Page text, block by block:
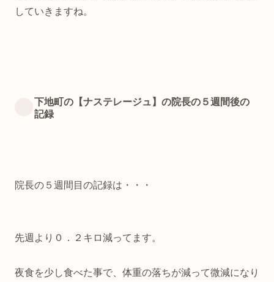
していきますね。
下地町の【ナステレージュ】の院長の５週間後の
記録
院長の５週間目の記録は・・・
先週より０．２キロ減ってます。
夜食を少し食べた事で、体重の落ちが減って微減になり